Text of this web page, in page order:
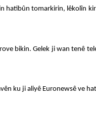
tomarkirin, lêkolîn
bikin. Gelek ji wan tenê
ku ji aliyê Euronewsê ve